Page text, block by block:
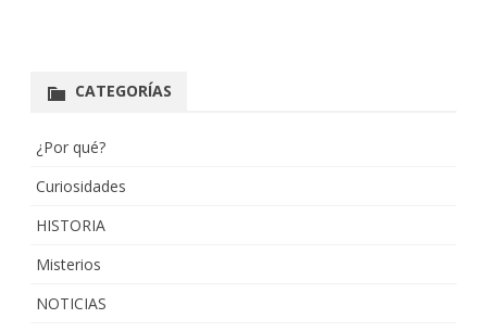
CATEGORÍAS
¿Por qué?
Curiosidades
HISTORIA
Misterios
NOTICIAS